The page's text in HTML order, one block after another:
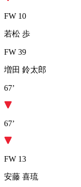
FW 10
若松 歩
FW 39
増田 鈴太郎
67’
67’
FW 13
安藤 喜琉